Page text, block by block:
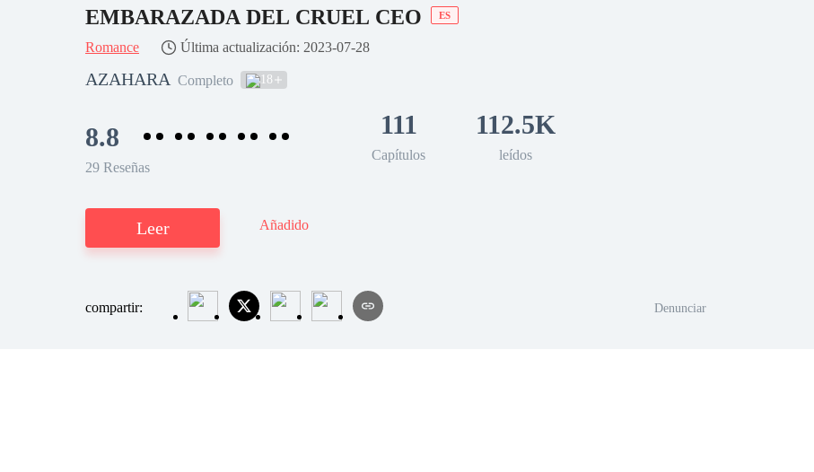
EMBARAZADA DEL CRUEL CEO ES
Romance Última actualización: 2023-07-28
AZAHARA Completo 18
8.8
29 Reseñas
111
Capítulos
112.5K
leídos
Leer Añadido
compartir: Denunciar